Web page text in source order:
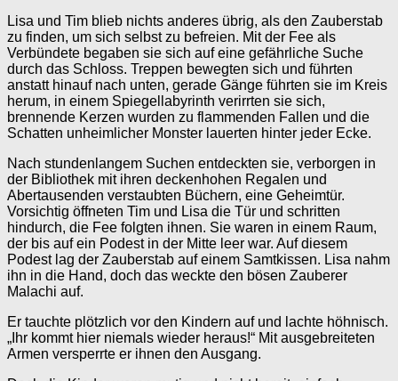
Lisa und Tim blieb nichts anderes übrig, als den Zauberstab
zu finden, um sich selbst zu befreien. Mit der Fee als
Verbündete begaben sie sich auf eine gefährliche Suche
durch das Schloss. Treppen bewegten sich und führten
anstatt hinauf nach unten, gerade Gänge führten sie im Kreis
herum, in einem Spiegellabyrinth verirrten sie sich,
brennende Kerzen wurden zu flammenden Fallen und die
Schatten unheimlicher Monster lauerten hinter jeder Ecke.
Nach stundenlangem Suchen entdeckten sie, verborgen in
der Bibliothek mit ihren deckenhohen Regalen und
Abertausenden verstaubten Büchern, eine Geheimtür.
Vorsichtig öffneten Tim und Lisa die Tür und schritten
hindurch, die Fee folgten ihnen. Sie waren in einem Raum,
der bis auf ein Podest in der Mitte leer war. Auf diesem
Podest lag der Zauberstab auf einem Samtkissen. Lisa nahm
ihn in die Hand, doch das weckte den bösen Zauberer
Malachi auf.
Er tauchte plötzlich vor den Kindern auf und lachte höhnisch.
„Ihr kommt hier niemals wieder heraus!“ Mit ausgebreiteten
Armen versperrte er ihnen den Ausgang.